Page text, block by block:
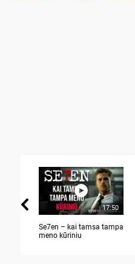
17:50
Se7en – kai tamsa tampa
meno kūriniu